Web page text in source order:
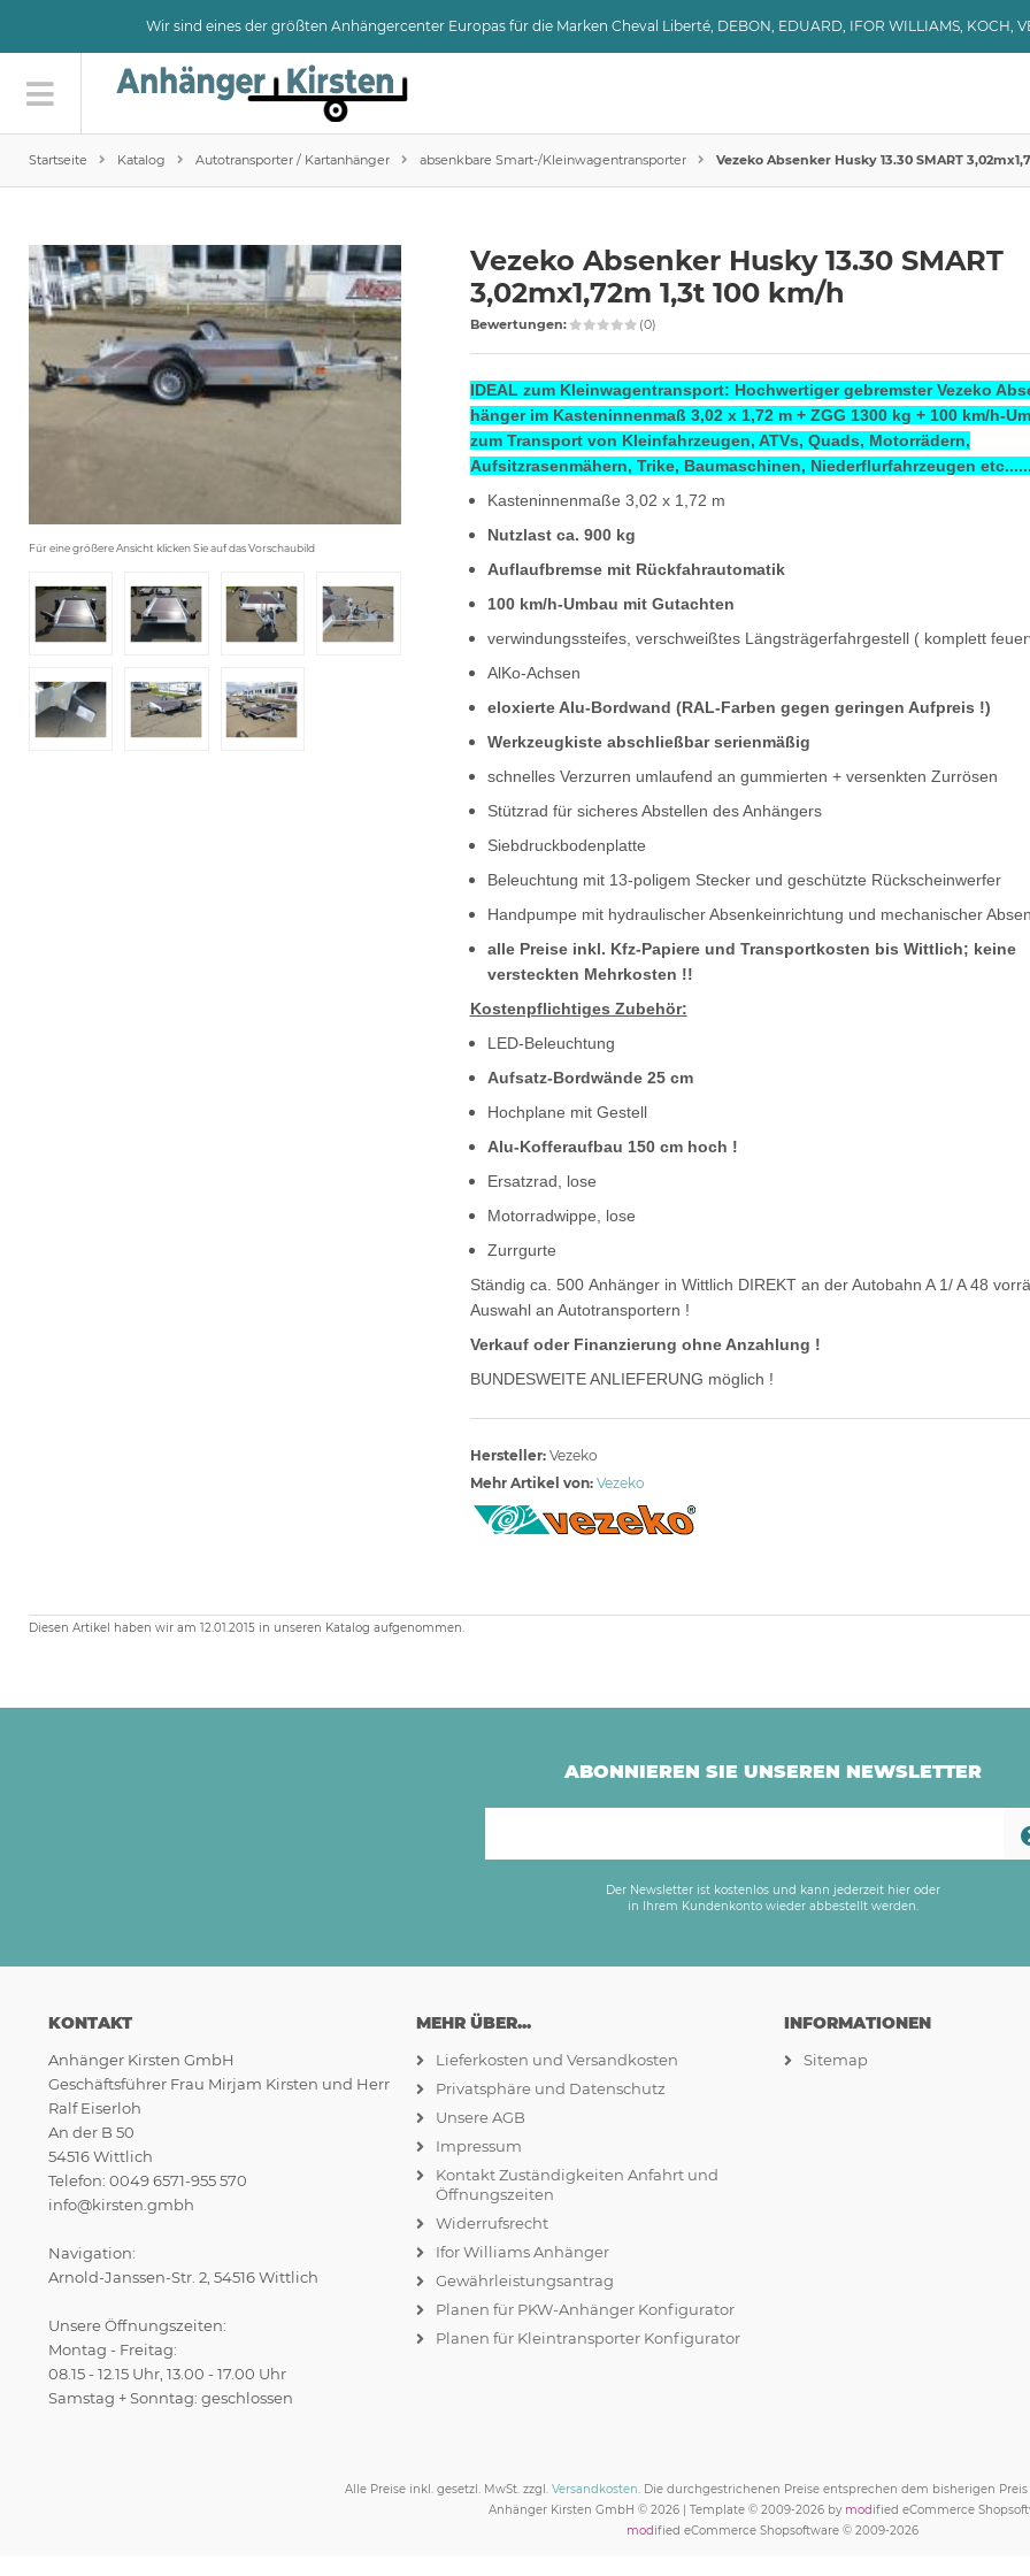
Wir sind eines der größten Anhängercenter Europas für die Marken Cheval Liberté, DEBON, EDUARD, IFOR WILLIAMS, KOCH,
Startseite Katalog Autotransporter / Kartanhänger absenkbare Smart-/Kleinwagentransporter Vezeko Absenker Husky 13.30 SMART
Für eine größere Ansicht klicken Sie auf das Vorschaubild
Vezeko Absenker Husky 13.30 SMART
3,02mx1,72m 1,3t 100 km/h
Bewertungen: (0)
IDEAL zum Kleinwagentransport: Hochwertiger gebremster Vezeko
hänger im Kasteninnenmaß 3,02 x 1,72 m + ZGG 1300 kg + 100 km/h-
zum Transport von Kleinfahrzeugen, ATVs, Quads, Motorrädern,
Aufsitzrasenmähern, Trike, Baumaschinen, Niederflurfahrzeugen
Kasteninnenmaße 3,02 x 1,72 m
Nutzlast ca. 900 kg
Auflaufbremse mit Rückfahrautomatik
100 km/h-Umbau mit Gutachten
verwindungssteifes, verschweißtes Längsträgerfahrgestell ( komplett
AlKo-Achsen
eloxierte Alu-Bordwand (RAL-Farben gegen geringen Aufpreis !)
Werkzeugkiste abschließbar serienmäßig
schnelles Verzurren umlaufend an gummierten + versenkten Zurrösen
Stützrad für sicheres Abstellen des Anhängers
Siebdruckbodenplatte
Beleuchtung mit 13-poligem Stecker und geschützte Rückscheinwerfer
Handpumpe mit hydraulischer Absenkeinrichtung und mechanischer
alle Preise inkl. Kfz-Papiere und Transportkosten bis Wittlich; keine
versteckten Mehrkosten !!
Kostenpflichtiges Zubehör:
LED-Beleuchtung
Aufsatz-Bordwände 25 cm
Hochplane mit Gestell
Alu-Kofferaufbau 150 cm hoch !
Ersatzrad, lose
Motorradwippe, lose
Zurrgurte
Ständig ca. 500 Anhänger in Wittlich DIREKT an der Autobahn A 1/ A 48
Auswahl an Autotransportern !
Verkauf oder Finanzierung ohne Anzahlung !
BUNDESWEITE ANLIEFERUNG möglich !
Hersteller: Vezeko
Mehr Artikel von: Vezeko
Diesen Artikel haben wir am 12.01.2015 in unseren Katalog aufgenommen.
ABONNIEREN SIE UNSEREN NEWSLETTER
Der Newsletter ist kostenlos und kann jederzeit hier oder
in Ihrem Kundenkonto wieder abbestellt werden.
KONTAKT
Anhänger Kirsten GmbH
Geschäftsführer Frau Mirjam Kirsten und Herr
Ralf Eiserloh
An der B 50
54516 Wittlich
Telefon: 0049 6571-955 570
info@kirsten.gmbh
Navigation:
Arnold-Janssen-Str. 2, 54516 Wittlich
Unsere Öffnungszeiten:
Montag - Freitag:
08.15 - 12.15 Uhr, 13.00 - 17.00 Uhr
Samstag + Sonntag: geschlossen
MEHR ÜBER...
Lieferkosten und Versandkosten
Privatsphäre und Datenschutz
Unsere AGB
Impressum
Kontakt Zuständigkeiten Anfahrt und
Öffnungszeiten
Widerrufsrecht
Ifor Williams Anhänger
Gewährleistungsantrag
Planen für PKW-Anhänger Konfigurator
Planen für Kleintransporter Konfigurator
INFORMATIONEN
Sitemap
Alle Preise inkl. gesetzl. MwSt. zzgl. Versandkosten. Die durchgestrichenen Preise entsprechen dem bisherigen
Anhänger Kirsten GmbH © 2026 | Template © 2009-2026 by modified eCommerce
modified eCommerce Shopsoftware © 2009-2026